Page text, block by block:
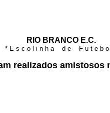
RIO BRANCO E.C.
* E s c o l i n h a d e F u t e b o
realizados amistosos